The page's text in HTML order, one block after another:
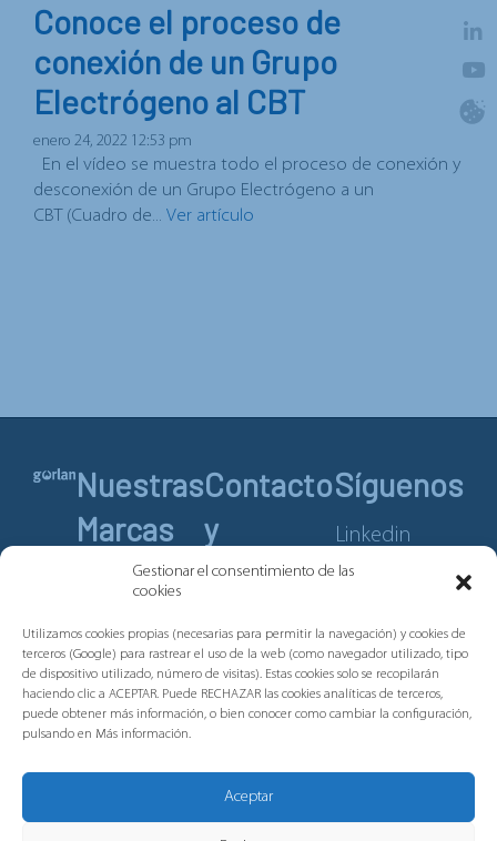
Gestionar el consentimiento de las
cookies
Utilizamos cookies propias (necesarias para permitir la navegación) y cookies de
terceros (Google) para rastrear el uso de la web (como navegador utilizado, tipo
de dispositivo utilizado, número de visitas). Estas cookies solo se recopilarán
haciendo clic a ACEPTAR. Puede RECHAZAR las cookies analíticas de terceros,
puede obtener más información, o bien conocer como cambiar la configuración,
pulsando en Más información.
Aceptar
Conoce el proceso de
conexión de un Grupo
Electrógeno al CBT
enero 24, 2022 12:53 pm
En el vídeo se muestra todo el proceso de conexión y
desconexión de un Grupo Electrógeno a un
CBT (Cuadro de... Ver artículo
Nuestras
Marcas
Pronutec
Merytronic
Tripus
Plastibor
Contacto
y
Servicios
Contacto
Aviso legal
Política de
cookies
privacidad
Canal de
Síguenos
Linkedin
Youtube